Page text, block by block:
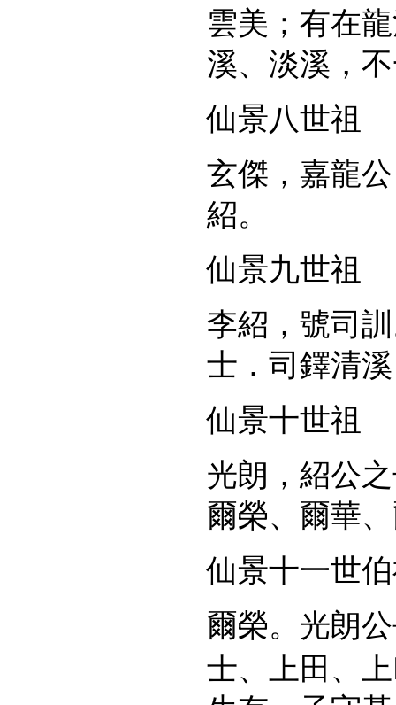
雲美；有在
溪、淡溪，
仙景八世祖
玄傑，嘉龍
紹。
仙景九世祖
李紹，號司
士．司鐸清
仙景十世祖
光朗，紹公
爾榮、爾華
仙景十一世
爾榮。光朗
士、上田、上